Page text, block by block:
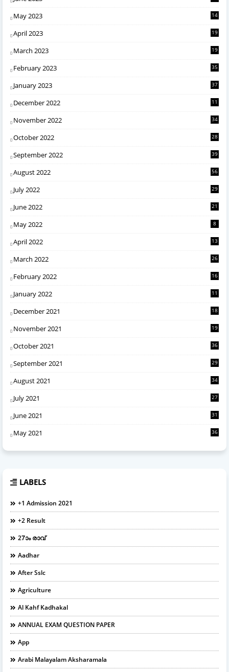
May 2023 14
April 2023 19
March 2023 19
February 2023 35
January 2023 37
December 2022 11
November 2022 34
October 2022 28
September 2022 39
August 2022 56
July 2022 29
June 2022 21
May 2022 8
April 2022 13
March 2022 26
February 2022 16
January 2022 11
December 2021 18
November 2021 19
October 2021 36
September 2021 29
August 2021 34
July 2021 27
June 2021 31
May 2021 36
LABELS
+1 Admission 2021
+2 Result
27ാം രാവ്
Aadhar
After Sslc
Agriculture
Al Kahf Kadhakal
ANNUAL EXAM QUESTION PAPER
App
Arabi Malayalam Aksharamala